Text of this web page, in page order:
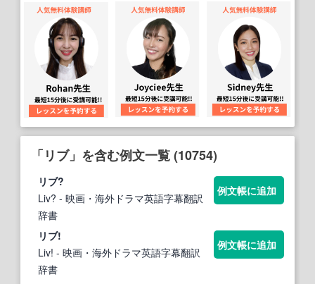
「リブ」を含む例文一覧 (10754)
リブ?
Liv? - 映画・海外ドラマ英語字幕翻訳
辞書
例文帳に追加
リブ!
Liv! - 映画・海外ドラマ英語字幕翻訳
辞書
例文帳に追加